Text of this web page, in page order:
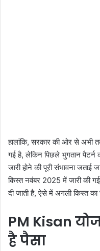
हालांकि, सरकार की ओर से अभी
गई है, लेकिन पिछले भुगतान पैटर्न
जारी होने की पूरी संभावना जताई
किस्त नवंबर 2025 में जारी की
दी जाती है, ऐसे में अगली किस्त
PM Kisan
है पैसा